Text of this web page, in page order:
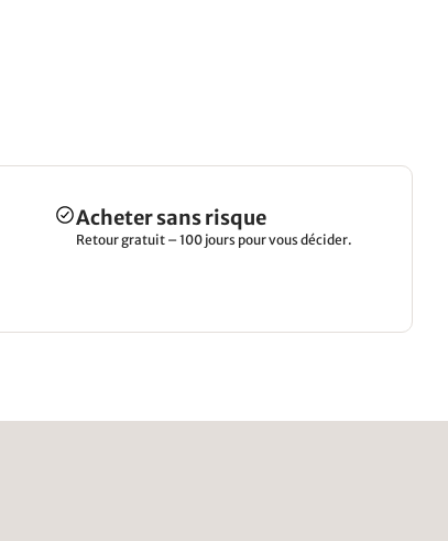
Acheter sans risque
Retour gratuit – 100 jours pour vous décider.